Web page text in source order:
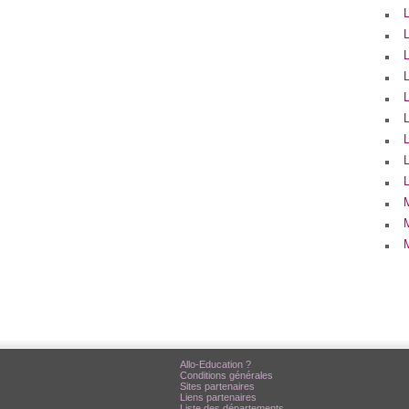
Allo-Education ?
Conditions générales
Sites partenaires
Liens partenaires